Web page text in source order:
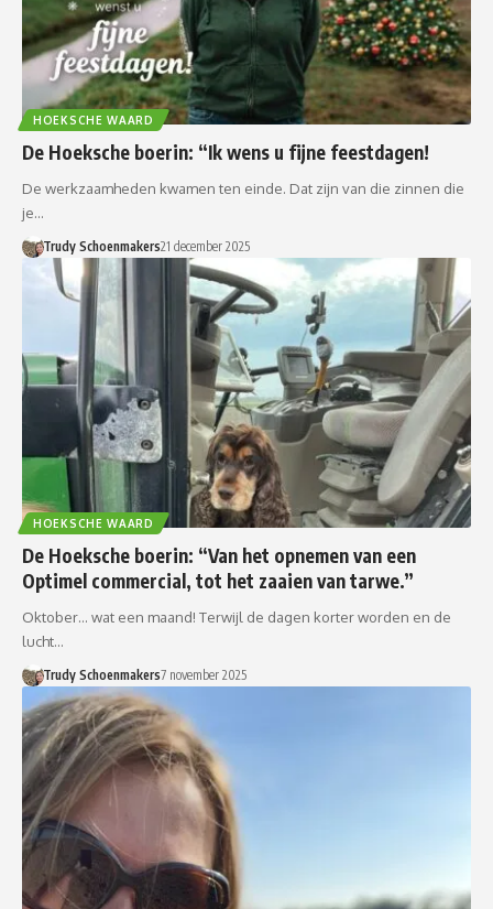
HOEKSCHE WAARD
De Hoeksche boerin: “Ik wens u fijne feestdagen!
De werkzaamheden kwamen ten einde. Dat zijn van die zinnen die
je…
Trudy Schoenmakers21 december 2025
HOEKSCHE WAARD
De Hoeksche boerin: “Van het opnemen van een
Optimel commercial, tot het zaaien van tarwe.”
Oktober… wat een maand! Terwijl de dagen korter worden en de
lucht…
Trudy Schoenmakers7 november 2025